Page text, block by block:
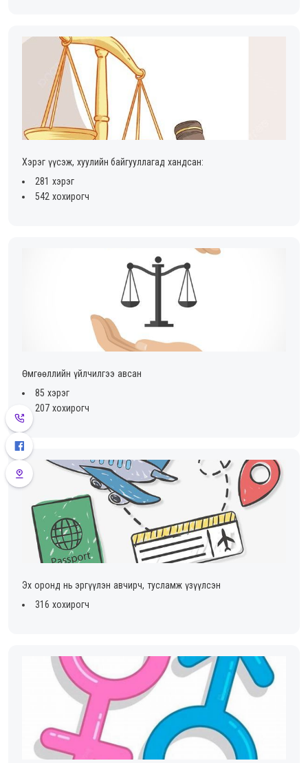
Хэрэг үүсэж, хуулийн байгууллагад хандсан:
281 хэрэг
542 хохирогч
Өмгөөллийн үйлчилгээ авсан
85 хэрэг
207 хохирогч
Эх оронд нь эргүүлэн авчирч, тусламж үзүүлсэн
316 хохирогч